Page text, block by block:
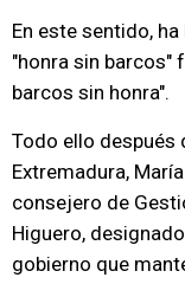
En este sentido,
"honra sin barcos"
barcos sin honra".
Todo ello después
Extremadura,
consejero de
Higuero,
gobierno que